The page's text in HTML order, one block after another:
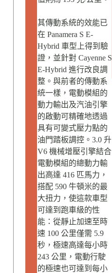
其傳動系統的效能已
在 Panamera S E-
Hybrid 車型上得到驗
證，並針對 Cayenne S
E-Hybrid 進行改良調
整。與前者的傳動系
統一樣，電動模組的
動力輸出及汽油引擎
的啟動可精確地透過
具有可變式壓力點的
油門踏板調控。3.0 升
V6 機械增壓引擎結合
電動模組的總動力輸
出高達 416 匹馬力，
搭配 590 牛頓米的最
大扭力，使這款車型
可達到跑車級的性
能：從靜止加速至時
速 100 公里僅需 5.9
秒，極速高達每小時
243 公里，電動行駛
的極速也可達到每小